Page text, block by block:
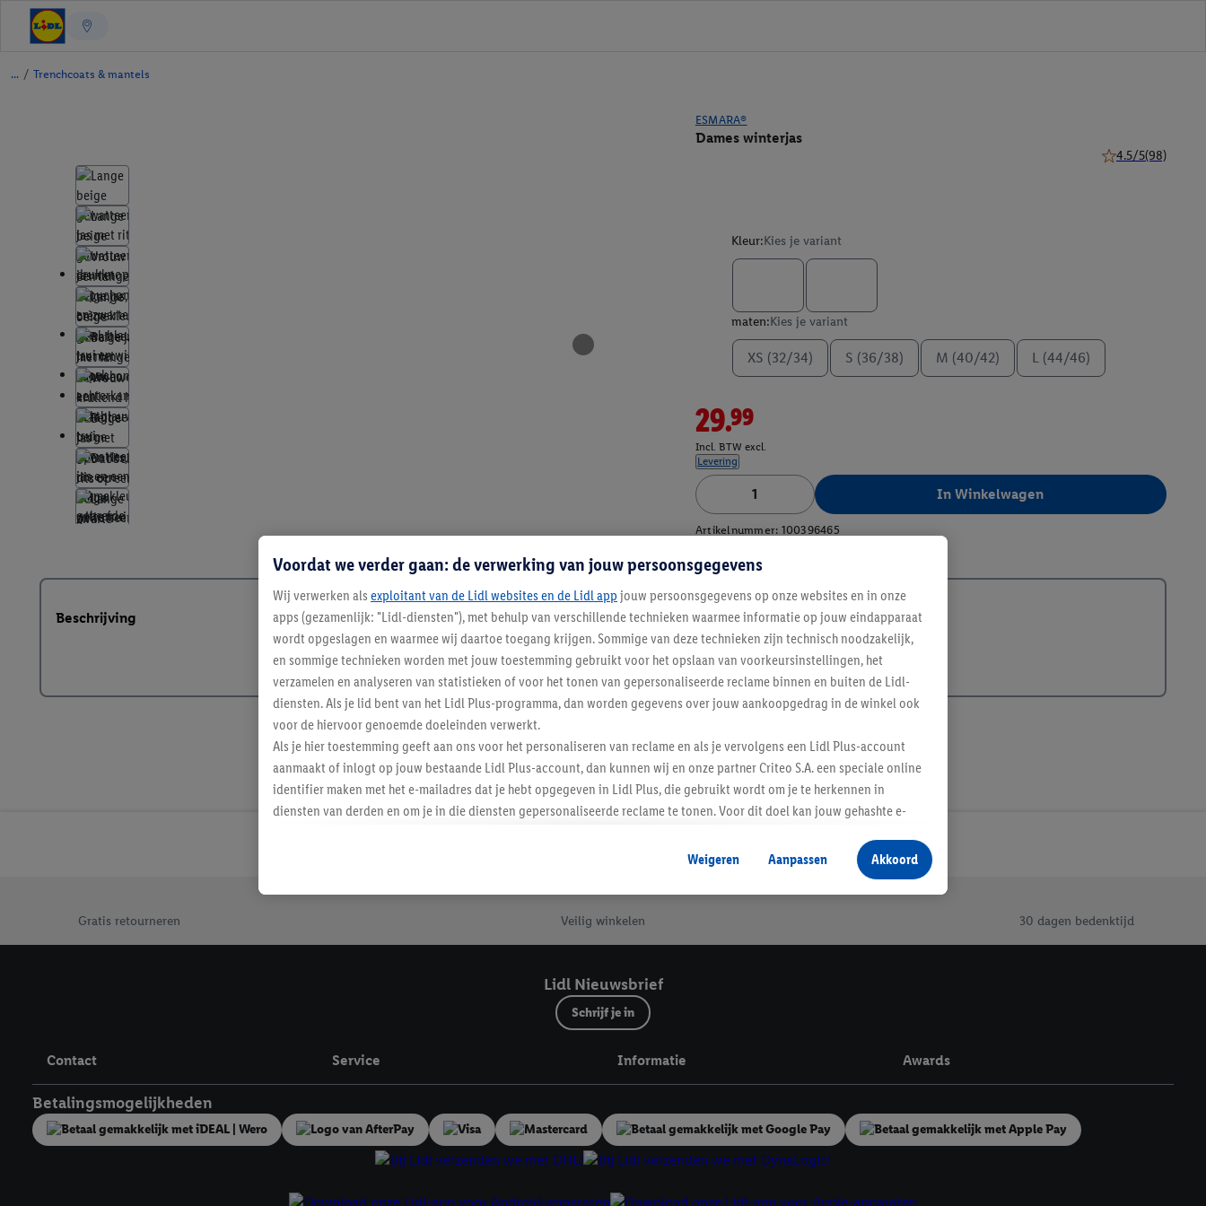
/ Trenchcoats & mantels
ESMARA®
Dames winterjas
4.5/5(98)
Kleur:Kies je variant
maten:Kies je variant
XS (32/34) S (36/38) M (40/42) L (44/46)
29.99
Incl. BTW excl.
Levering
In Winkelwagen
Artikelnummer: 100396465
Beschrijving
Jouw voordelen bij ons als Lidl webshop klant
Gratis retourneren Veilig winkelen 30 dagen bedenktijd
Lidl Nieuwsbrief
Schrijf je in
Contact Service Informatie Awards
Betalingsmogelijkheden
Voordat we verder gaan: de verwerking van jouw persoonsgegevens
Wij verwerken als exploitant van de Lidl websites en de Lidl app jouw persoonsgegevens op onze websites en in onze
apps (gezamenlijk: "Lidl-diensten"), met behulp van verschillende technieken waarmee informatie op jouw eindapparaat
wordt opgeslagen en waarmee wij daartoe toegang krijgen. Sommige van deze technieken zijn technisch noodzakelijk,
en sommige technieken worden met jouw toestemming gebruikt voor het opslaan van voorkeursinstellingen, het
verzamelen en analyseren van statistieken of voor het tonen van gepersonaliseerde reclame binnen en buiten de Lidl-
diensten. Als je lid bent van het Lidl Plus-programma, dan worden gegevens over jouw aankoopgedrag in de winkel ook
voor de hiervoor genoemde doeleinden verwerkt.
Als je hier toestemming geeft aan ons voor het personaliseren van reclame en als je vervolgens een Lidl Plus-account
aanmaakt of inlogt op jouw bestaande Lidl Plus-account, dan kunnen wij en onze partner Criteo S.A. een speciale online
identifier maken met het e-mailadres dat je hebt opgegeven in Lidl Plus, die gebruikt wordt om je te herkennen in
diensten van derden en om je in die diensten gepersonaliseerde reclame te tonen. Voor dit doel kan jouw gehashte e-
Als je hiervoor toestemming geeft, dan kunnen retargeting advertenties worden weergegeven voor producten waarin je
eerder interesse hebt getoond (bijvoorbeeld door het product in een winkelmandje van een online winkel te plaatsen
maar het niet te kopen). De retargeting advertenties kunnen op verschillende eindapparaten en binnen verschillende
Onder "Aanpassen" kun je aangeven met welke cookies en vergelijkbare technieken en met welke
verwerkingsdoeleinden je instemt. Verder kan je er meer informatie vinden over de gegevensverwerking.
technieken worden gebruikt.
Door op "Akkoord" te klikken, stem je in met alle verwerkingen voor alle bovengenoemde doeleinden. Meer informatie,
inclusief over de opslagperiode van de gegevens en je recht om jouw toestemming op elk gewenst moment in te
trekken, vind je in onzeprivacyverklaring. Je vindt de impressum voor de Lidl website hier.Klikhier voor meer informatie
over de cookies die wij inzetten.
Weigeren Aanpassen Akkoord